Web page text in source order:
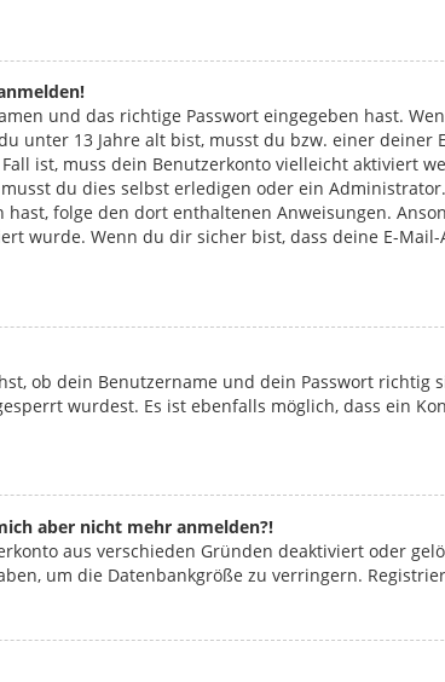
und das richtige Passwort eingegeben hast.
unter 13 Jahre alt bist, musst du bzw. einer
ist, muss dein Benutzerkonto vielleicht aktiviert
du dies selbst erledigen oder ein
folge den dort enthaltenen Anweisungen.
wurde. Wenn du dir sicher bist, dass deine E-
ob dein Benutzername und dein Passwort richtig
wurdest. Es ist ebenfalls möglich, dass ein
aber nicht mehr anmelden?!
aus verschieden Gründen deaktiviert oder
um die Datenbankgröße zu verringern.